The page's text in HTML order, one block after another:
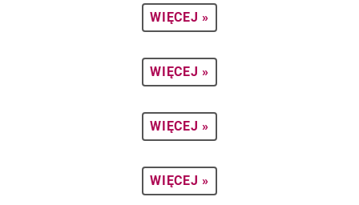
WIĘCEJ »
WIĘCEJ »
WIĘCEJ »
WIĘCEJ »